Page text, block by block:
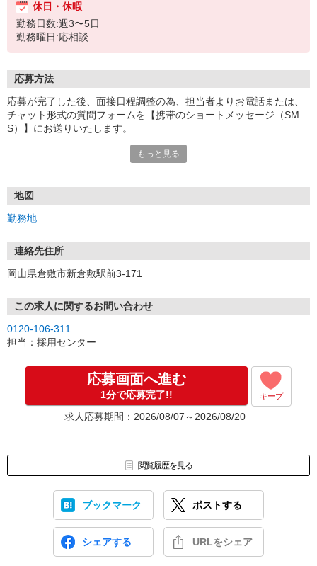
休日・休暇
勤務日数:週3〜5日
勤務曜日:応相談
応募方法
応募が完了した後、面接日程調整の為、担当者よりお電話または、
チャット形式の質問フォームを【携帯のショートメッセージ（SM
S）】にお送りいたします。
1.応募…Webもしくはお電話より応募ください。
※実技試験はドライバーの職種のみとなります。
もっと見る
地図
勤務地
連絡先住所
岡山県倉敷市新倉敷駅前3-171
この求人に関するお問い合わせ
0120-106-311
担当：採用センター
応募画面へ進む
1分で応募完了!! キープ
求人応募期間：2026/08/07～2026/08/20
閲覧履歴を見る
ブックマーク ポストする
シェアする URLをシェア